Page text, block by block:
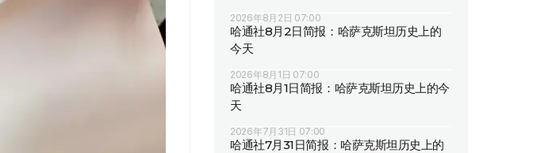
2026年8月2日 07:00
哈通社8月2日简报：哈萨克斯坦历史上的
今天
2026年8月1日 07:00
哈通社8月1日简报：哈萨克斯坦历史上的今
天
2026年7月31日 07:00
哈通社7月31日简报：哈萨克斯坦历史上的